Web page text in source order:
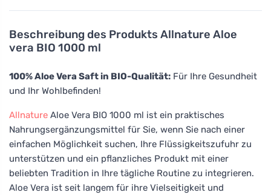
Beschreibung des Produkts Allnature Aloe
vera BIO 1000 ml
100% Aloe Vera Saft in BIO-Qualität: Für Ihre Gesundheit
und Ihr Wohlbefinden!
Allnature Aloe Vera BIO 1000 ml ist ein praktisches
Nahrungsergänzungsmittel für Sie, wenn Sie nach einer
einfachen Möglichkeit suchen, Ihre Flüssigkeitszufuhr zu
unterstützen und ein pflanzliches Produkt mit einer
beliebten Tradition in Ihre tägliche Routine zu integrieren.
Aloe Vera ist seit langem für ihre Vielseitigkeit und